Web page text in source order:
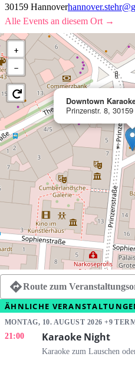
30159 Hannover
Alle Events an diesem Ort →
Downtown
Prinzenstr. 8,
+
−
Route zum
ÄHNLICHE
MONTAG, 10. AUGUST 2026 +9
21:00 Karaoke Night
Karaoke zum Lauschen